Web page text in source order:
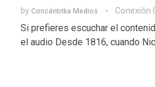
by Concéntrika Medios Conexión
Si prefieres escuchar el
el audio Desde 1816, cuando